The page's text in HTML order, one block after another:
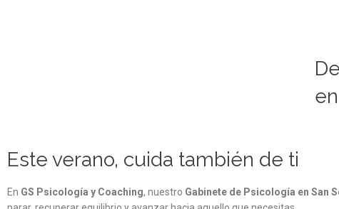
Este verano, cuida también de ti
En GS Psicología y Coaching, nuestro Gabinete de Psicología en San